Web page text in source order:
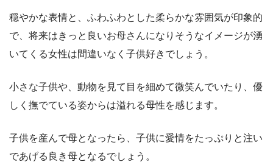
穏やかな表情と、ふわふわとした柔らかな雰囲気が印象的
で、将来はきっと良いお母さんになりそうなイメージが湧
いてくる女性は間違いなく子供好きでしょう。
小さな子供や、動物を見て目を細めて微笑んでいたり、優
しく撫でている姿からは溢れる母性を感じます。
子供を産んで母となったら、子供に愛情をたっぷりと注い
であげる良き母となるでしょう。